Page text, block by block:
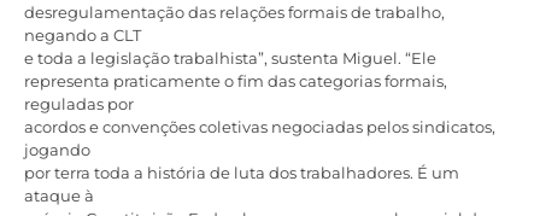
desregulamentação das relações formais de trabalho,
negando a CLT
e toda a legislação trabalhista”, sustenta Miguel. “Ele
representa praticamente o fim das categorias formais,
reguladas por
acordos e convenções coletivas negociadas pelos sindicatos,
jogando
por terra toda a história de luta dos trabalhadores. É um
ataque à